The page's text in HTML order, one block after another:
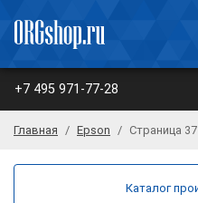
+7 495 971-77-28
Главная Epson Страница 37